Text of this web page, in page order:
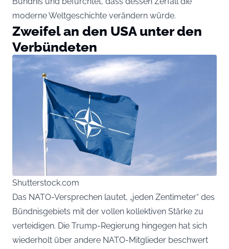
moderne Weltgeschichte verändern würde.
Zweifel an den USA unter den
Verbündeten
Shutterstock.com
Das NATO-Versprechen lautet, „jeden Zentimeter“ des
Bündnisgebiets mit der vollen kollektiven Stärke zu
verteidigen. Die Trump-Regierung hingegen hat sich
wiederholt über andere NATO-Mitglieder beschwert